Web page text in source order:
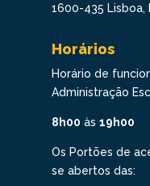
1600-435 Lisboa,
Horários
Horário de
Administração
8h00 às 19h00
Os Portões de
se abertos das: